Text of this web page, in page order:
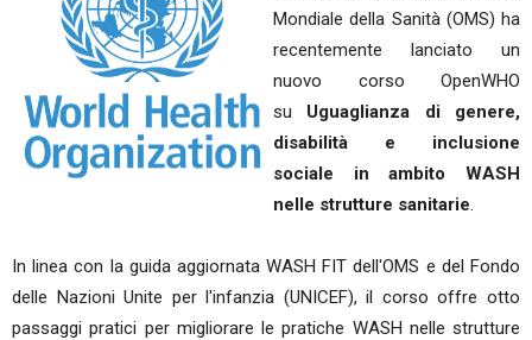
Mondiale della Sanità (OMS) ha
recentemente lanciato un
nuovo corso OpenWHO
su Uguaglianza di genere,
disabilità e inclusione
sociale in ambito WASH
nelle strutture sanitarie.
In linea con la guida aggiornata WASH FIT dell'OMS e del Fondo
delle Nazioni Unite per l'infanzia (UNICEF), il corso offre otto
passaggi pratici per migliorare le pratiche WASH nelle strutture